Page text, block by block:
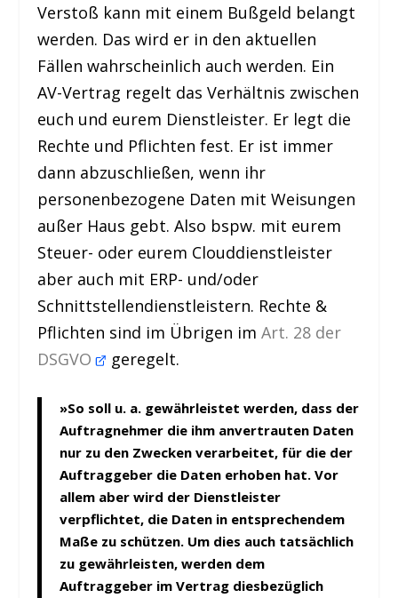
Verstoß kann mit einem Bußgeld belangt
werden. Das wird er in den aktuellen
Fällen wahrscheinlich auch werden. Ein
AV-Vertrag regelt das Verhältnis zwischen
euch und eurem Dienstleister. Er legt die
Rechte und Pflichten fest. Er ist immer
dann abzuschließen, wenn ihr
personenbezogene Daten mit Weisungen
außer Haus gebt. Also bspw. mit eurem
Steuer- oder eurem Clouddienstleister
aber auch mit ERP- und/oder
Schnittstellendienstleistern. Rechte &
Pflichten sind im Übrigen imArt. 28 der
DSGVO
geregelt.
»So soll u. a. gewährleistet werden, dass der
Auftragnehmer die ihm anvertrauten Daten
nur zu den Zwecken verarbeitet, für die der
Auftraggeber die Daten erhoben hat. Vor
allem aber wird der Dienstleister
verpflichtet, die Daten in entsprechendem
Maße zu schützen. Um dies auch tatsächlich
zu gewährleisten, werden dem
Auftraggeber im Vertrag diesbezüglich